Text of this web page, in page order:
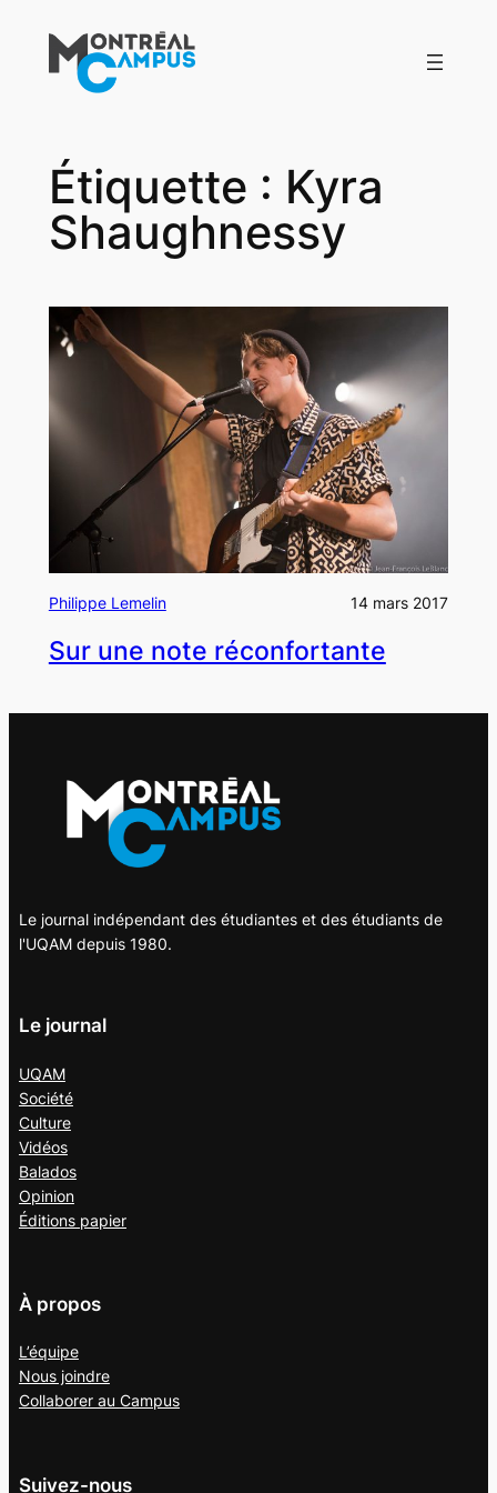
contenu
Étiquette : Kyra
Shaughnessy
Philippe Lemelin 14 mars 2017
Sur une note réconfortante
Le journal indépendant des étudiantes et des étudiants de
l'UQAM depuis 1980.
Le journal
UQAM
Société
Culture
Vidéos
Balados
Opinion
Éditions papier
À propos
L’équipe
Nous joindre
Collaborer au Campus
Suivez-nous